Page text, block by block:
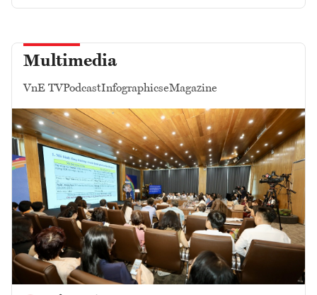
Multimedia
VnE TVPodcastInfographicseMagazine